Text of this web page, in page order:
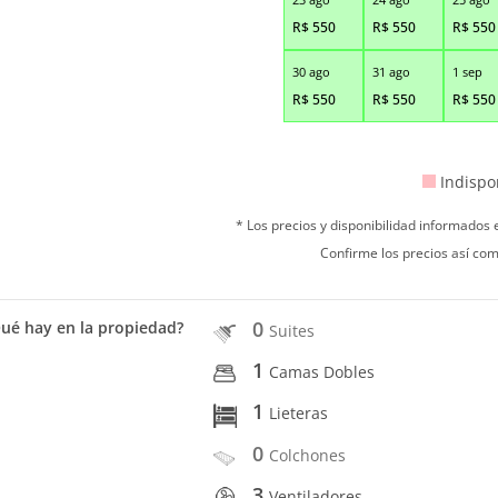
R$550 R$550 R$550
30 ago
R$550
31 ago
R$550
1 sep
R$550
* Los precios y disponibilidad informados
Confirme los precios así
hay en la propiedad? 0 Suites
1 Camas Dobles
1 Lieteras
0 Colchones